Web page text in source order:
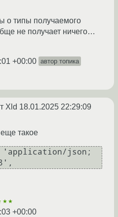
о типы получаемого
не получает ничего…
+00:00 автор топика
Xld 18.01.2025 22:29:09
такое
'application/json;
+00:00